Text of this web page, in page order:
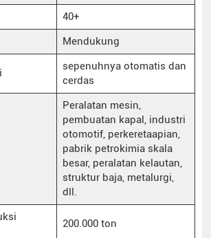
40+
Mendukung
sepenuhnya otomatis dan
cerdas
Peralatan mesin,
pembuatan kapal, industri
otomotif, perkeretaapian,
pabrik petrokimia skala
besar, peralatan kelautan,
struktur baja, metalurgi,
dll.
200.000 ton